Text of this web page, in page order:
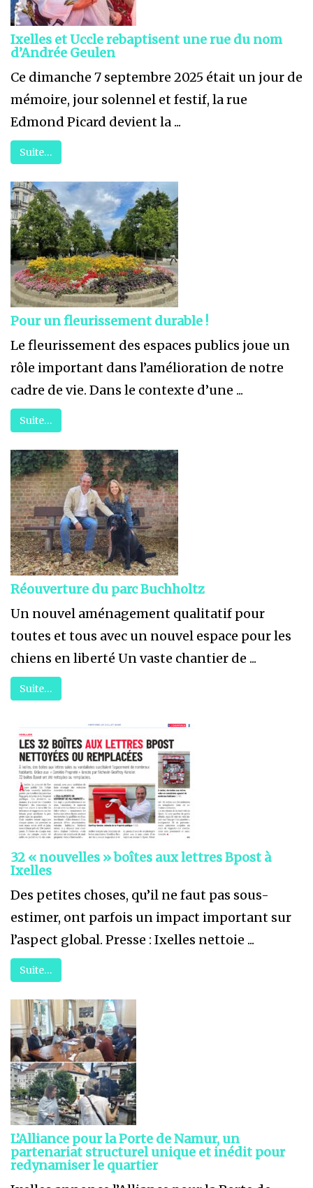
Ixelles et Uccle rebaptisent une rue du nom
d’Andrée Geulen
Ce dimanche 7 septembre 2025 était un jour de
mémoire, jour solennel et festif, la rue
Edmond Picard devient la ...
Suite…
Pour un fleurissement durable !
Le fleurissement des espaces publics joue un
rôle important dans l’amélioration de notre
cadre de vie. Dans le contexte d’une ...
Suite…
Réouverture du parc Buchholtz
Un nouvel aménagement qualitatif pour
toutes et tous avec un nouvel espace pour les
chiens en liberté Un vaste chantier de ...
Suite…
32 « nouvelles » boîtes aux lettres Bpost à
Ixelles
Des petites choses, qu’il ne faut pas sous-
estimer, ont parfois un impact important sur
l’aspect global. Presse : Ixelles nettoie ...
Suite…
L’Alliance pour la Porte de Namur, un
partenariat structurel unique et inédit pour
redynamiser le quartier